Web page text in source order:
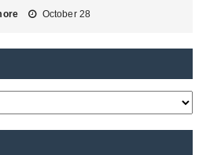
October 28